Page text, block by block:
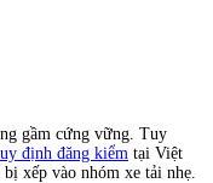
gầm cứng vững. Tuy
định đăng kiểm tại Việt
xếp vào nhóm xe tải nhẹ.